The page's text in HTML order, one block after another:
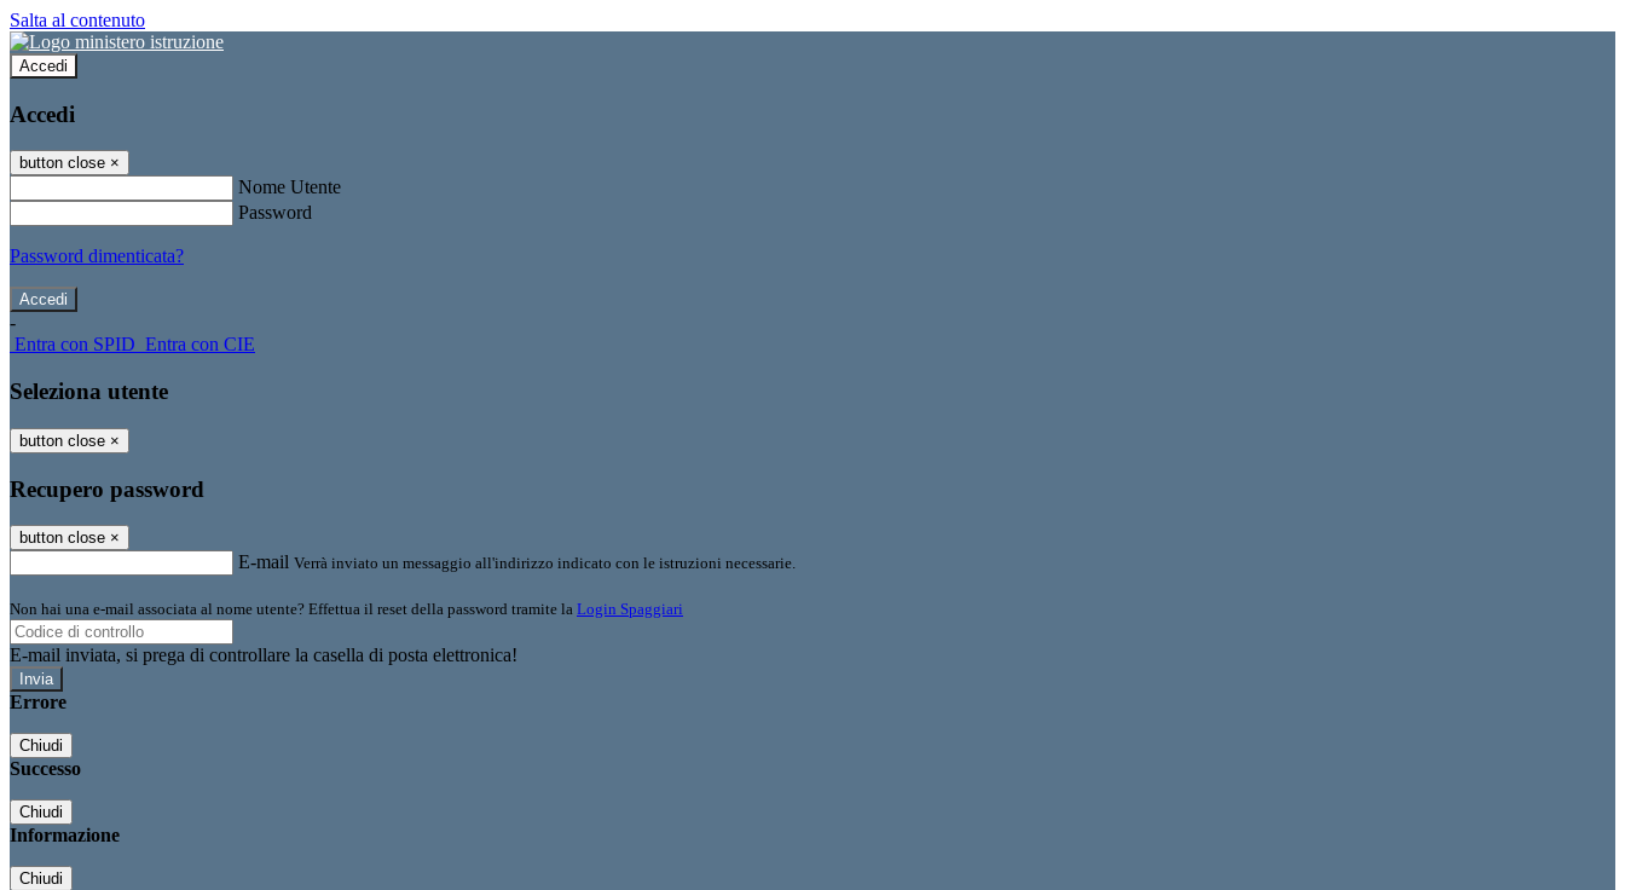
Salta al contenuto
Accedi
Accedi
button close ×
Nome Utente
Password
Password dimenticata?
-
Entra con SPID Entra con CIE
Seleziona utente
button close ×
Recupero password
button close ×
E-mail Verrà inviato un messaggio all'indirizzo indicato con le istruzioni necessarie.
Non hai una e-mail associata al nome utente? Effettua il reset della password tramite la Login Spaggiari
E-mail inviata, si prega di controllare la casella di posta elettronica!
Errore
Chiudi
Successo
Chiudi
Informazione
Chiudi